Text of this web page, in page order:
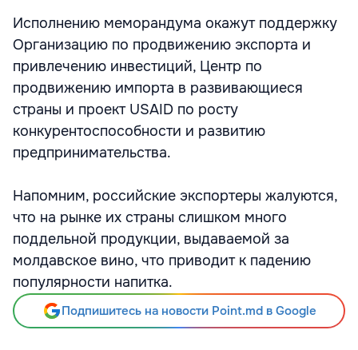
Исполнению меморандума окажут поддержку
Организацию по продвижению экспорта и
привлечению инвестиций, Центр по
продвижению импорта в развивающиеся
страны и проект USAID по росту
конкурентоспособности и развитию
предпринимательства.
Напомним, российские экспортеры жалуются,
что на рынке их страны слишком много
поддельной продукции, выдаваемой за
молдавское вино, что приводит к падению
популярности напитка.
Подпишитесь на новости Point.md в Google